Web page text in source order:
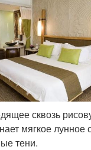
сквозь
мягкое лунное
тени.